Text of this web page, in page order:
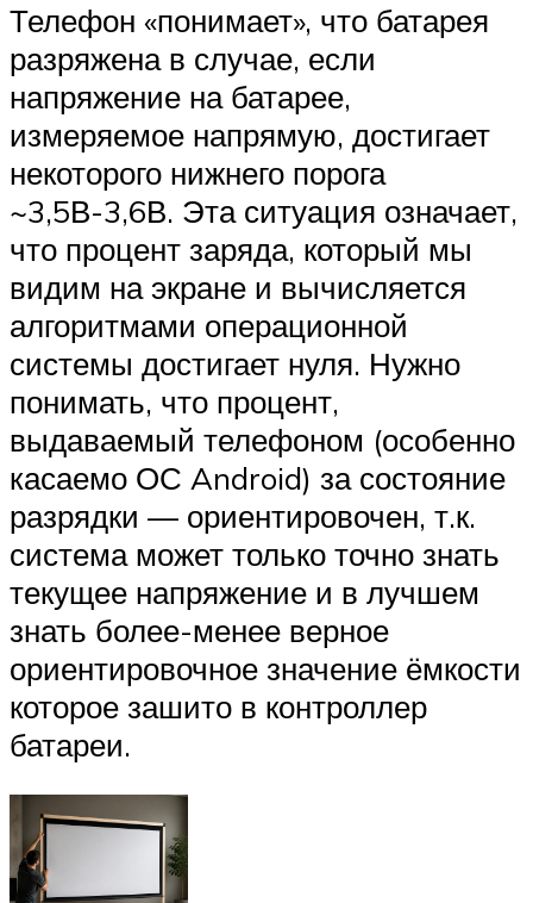
Телефон «понимает», что батарея
разряжена в случае, если
напряжение на батарее,
измеряемое напрямую, достигает
некоторого нижнего порога
~3,5В-3,6В. Эта ситуация означает,
что процент заряда, который мы
видим на экране и вычисляется
алгоритмами операционной
системы достигает нуля. Нужно
понимать, что процент,
выдаваемый телефоном (особенно
касаемо ОС Android) за состояние
разрядки — ориентировочен, т.к.
система может только точно знать
текущее напряжение и в лучшем
знать более-менее верное
ориентировочное значение ёмкости
которое зашито в контроллер
батареи.